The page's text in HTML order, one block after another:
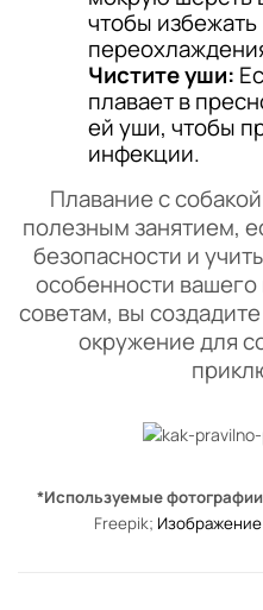
чтобы избежать
Чистите уши:
плавает в
ей уши, чтобы
инфекции.
Плавание с
полезным занятием,
безопасности и
особенности
советам, вы
окружение для
*Используемые
Freepik;